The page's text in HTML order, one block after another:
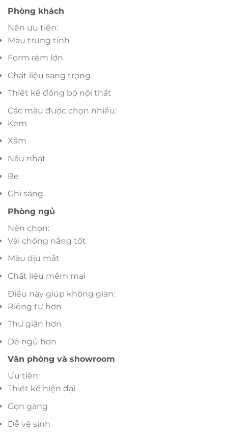
Phòng khách
Nên ưu tiên:
Màu trung tính
Form rèm lớn
Chất liệu sang trọng
Thiết kế đồng bộ nội thất
Các màu được chọn nhiều:
Kem
Xám
Nâu nhạt
Be
Ghi sáng
Phòng ngủ
Nên chọn:
Vải chống nắng tốt
Màu dịu mắt
Chất liệu mềm mại
Điều này giúp không gian:
Riêng tư hơn
Thư giãn hơn
Dễ ngủ hơn
Văn phòng và showroom
Ưu tiên:
Thiết kế hiện đại
Gọn gàng
Dễ vệ sinh